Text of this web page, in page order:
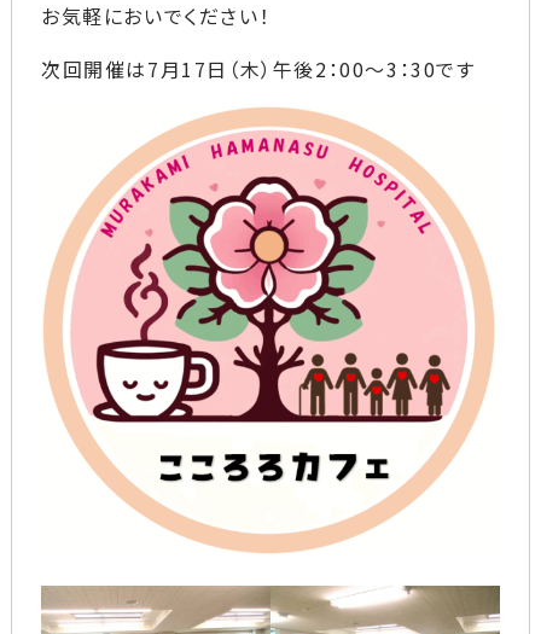
お気軽においでください！
次回開催は7月17日（木）午後2：00～3：30です